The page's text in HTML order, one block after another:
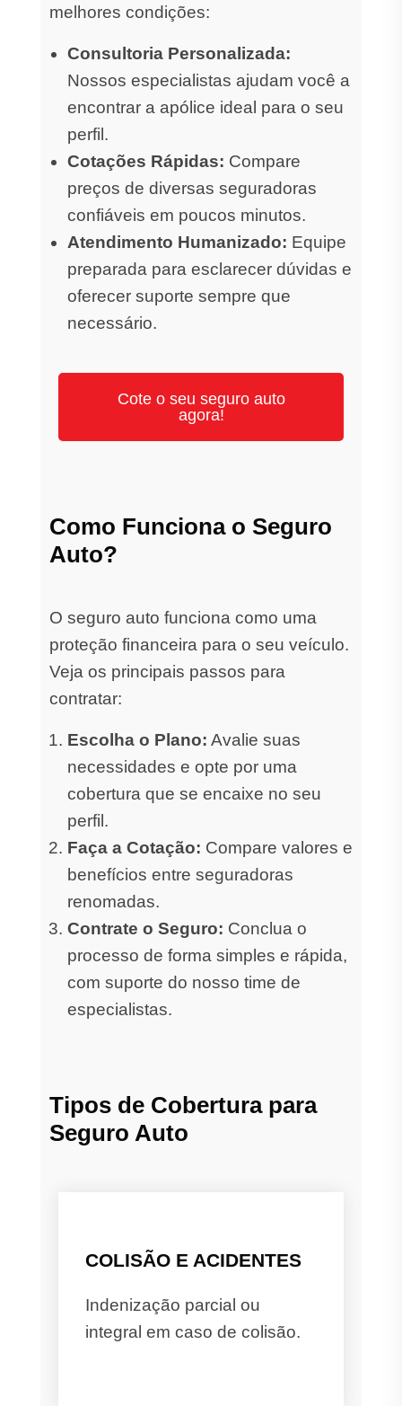
melhores condições:
Consultoria Personalizada:
Nossos especialistas ajudam você a
encontrar a apólice ideal para o seu
perfil.
Cotações Rápidas: Compare
preços de diversas seguradoras
confiáveis em poucos minutos.
Atendimento Humanizado: Equipe
preparada para esclarecer dúvidas e
oferecer suporte sempre que
necessário.
Cote o seu seguro auto
agora!
Como Funciona o Seguro
Auto?
O seguro auto funciona como uma
proteção financeira para o seu veículo.
Veja os principais passos para
contratar:
Escolha o Plano: Avalie suas
necessidades e opte por uma
cobertura que se encaixe no seu
perfil.
Faça a Cotação: Compare valores e
benefícios entre seguradoras
renomadas.
Contrate o Seguro: Conclua o
processo de forma simples e rápida,
com suporte do nosso time de
especialistas.
Tipos de Cobertura para
Seguro Auto
COLISÃO E ACIDENTES
Indenização parcial ou
integral em caso de colisão.